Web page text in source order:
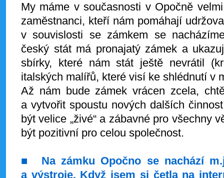
My máme v současnosti v Opočně
zaměstnanci, kteří nám pomáhají
v souvislosti se zámkem se
český stát má pronajatý zámek a
sbírky, které nám stát ještě nevrátil
italských malířů, které visí ke shlédnutí v
Až nám bude zámek vrácen zcela,
a vytvořit spoustu nových dalších
být velice „živé“ a zábavné pro všechny
být pozitivní pro celou společnost.
■ Na zámku Opočno se nachází
a výstroje. Když jsem si četla na